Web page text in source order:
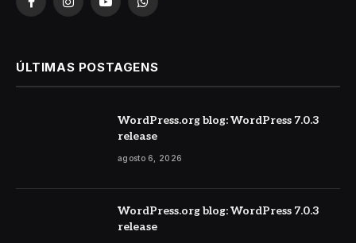
FacebookInstagramYouTubeWhatsApp
ÚLTIMAS POSTAGENS
WordPress.org blog: WordPress 7.0.3
release
agosto 6, 2026
WordPress.org blog: WordPress 7.0.3
release